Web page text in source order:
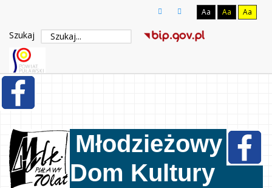
Aa Aa Aa
Szukaj
Młodzieżowy
Dom Kultury